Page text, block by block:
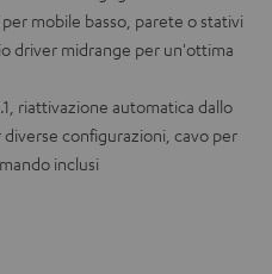
mobile basso, parete o stativi
driver midrange per un'ottima
riattivazione automatica dallo
configurazioni, cavo per
inclusi